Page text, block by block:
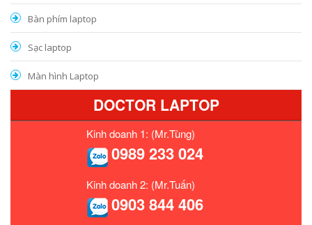
Bàn phím laptop
Sạc laptop
Màn hình Laptop
DOCTOR LAPTOP
Kinh doanh 1: (Mr.Tùng)
0989 233 024
Kinh doanh 2: (Mr.Tuấn)
0903 844 406